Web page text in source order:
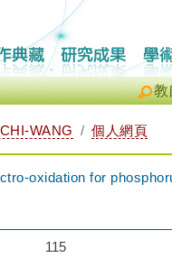
教
WANG 個人網頁
oxidation for
115